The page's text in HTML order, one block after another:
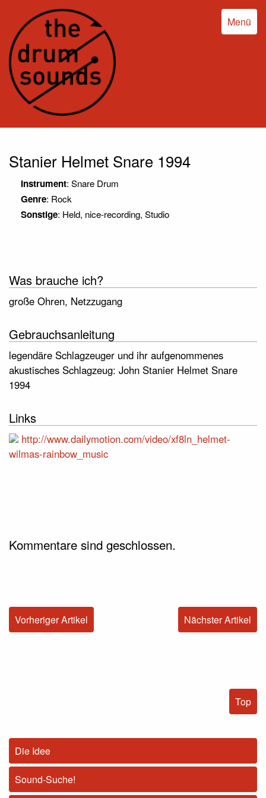
Menü
Stanier Helmet Snare 1994
Instrument: Snare Drum
Genre: Rock
Sonstige: Held, nice-recording, Studio
Was brauche ich?
große Ohren, Netzzugang
Gebrauchsanleitung
legendäre Schlagzeuger und ihr aufgenommenes
akustisches Schlagzeug: John Stanier Helmet Snare
1994
Links
http://www.dailymotion.com/video/xf8ln_helmet-
wilmas-rainbow_music
Kommentare sind geschlossen.
Nächster Artikel
Vorheriger Artikel
Top
Die Idee
Sound-Suche!